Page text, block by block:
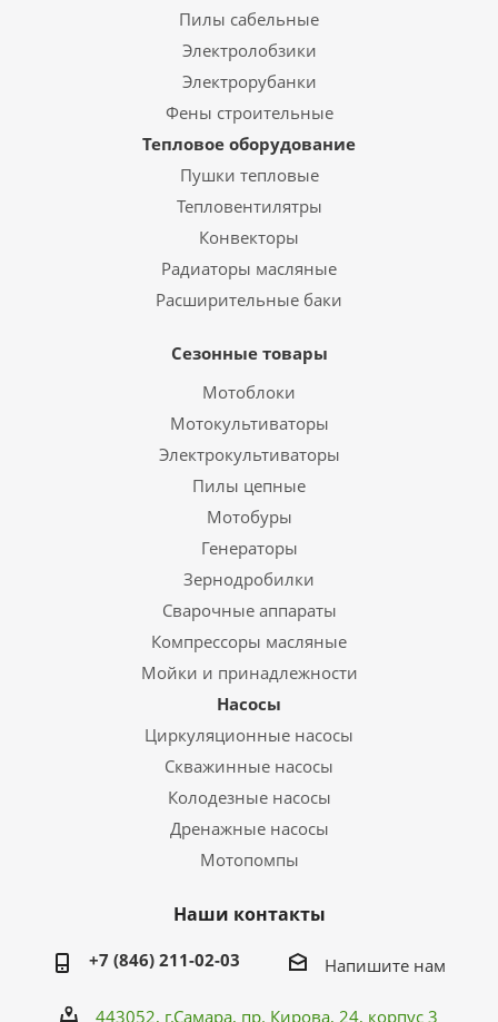
Пилы сабельные
Электролобзики
Электрорубанки
Фены строительные
Тепловое оборудование
Пушки тепловые
Тепловентилятры
Конвекторы
Радиаторы масляные
Расширительные баки
Сезонные товары
Мотоблоки
Мотокультиваторы
Электрокультиваторы
Пилы цепные
Мотобуры
Генераторы
Зернодробилки
Сварочные аппараты
Компрессоры масляные
Мойки и принадлежности
Насосы
Циркуляционные насосы
Скважинные насосы
Колодезные насосы
Дренажные насосы
Мотопомпы
Наши контакты
+7 (846) 211-02-03 Напишите нам
443052, г.Самара, пр. Кирова, 24, корпус 3